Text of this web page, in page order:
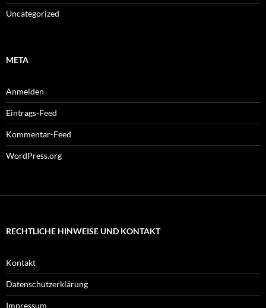
Uncategorized
META
Anmelden
Eintrags-Feed
Kommentar-Feed
WordPress.org
RECHTLICHE HINWEISE UND KONTAKT
Kontakt
Datenschutzerklärung
Impressum